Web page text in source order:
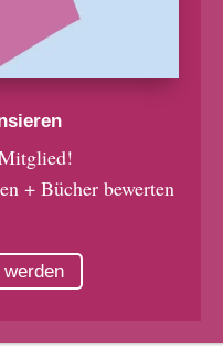
+ Bücher bewerten